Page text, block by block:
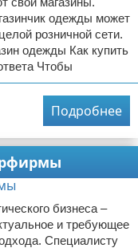
одежды может
розничной сети.
одежды Как купить
Чтобы
Подробнее
бизнеса –
и требующее
Специалисту